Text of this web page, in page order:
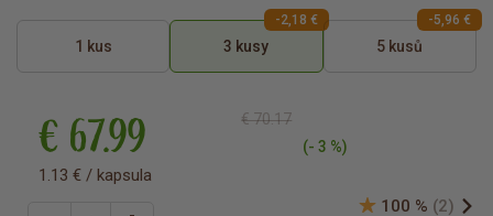
1 kus 3 kusy
-2,18 €
5 kusů
-5,96 €
100 % (2)
(- 3 %)
€ 70.17
€ 67.99
1.13 € / kapsula